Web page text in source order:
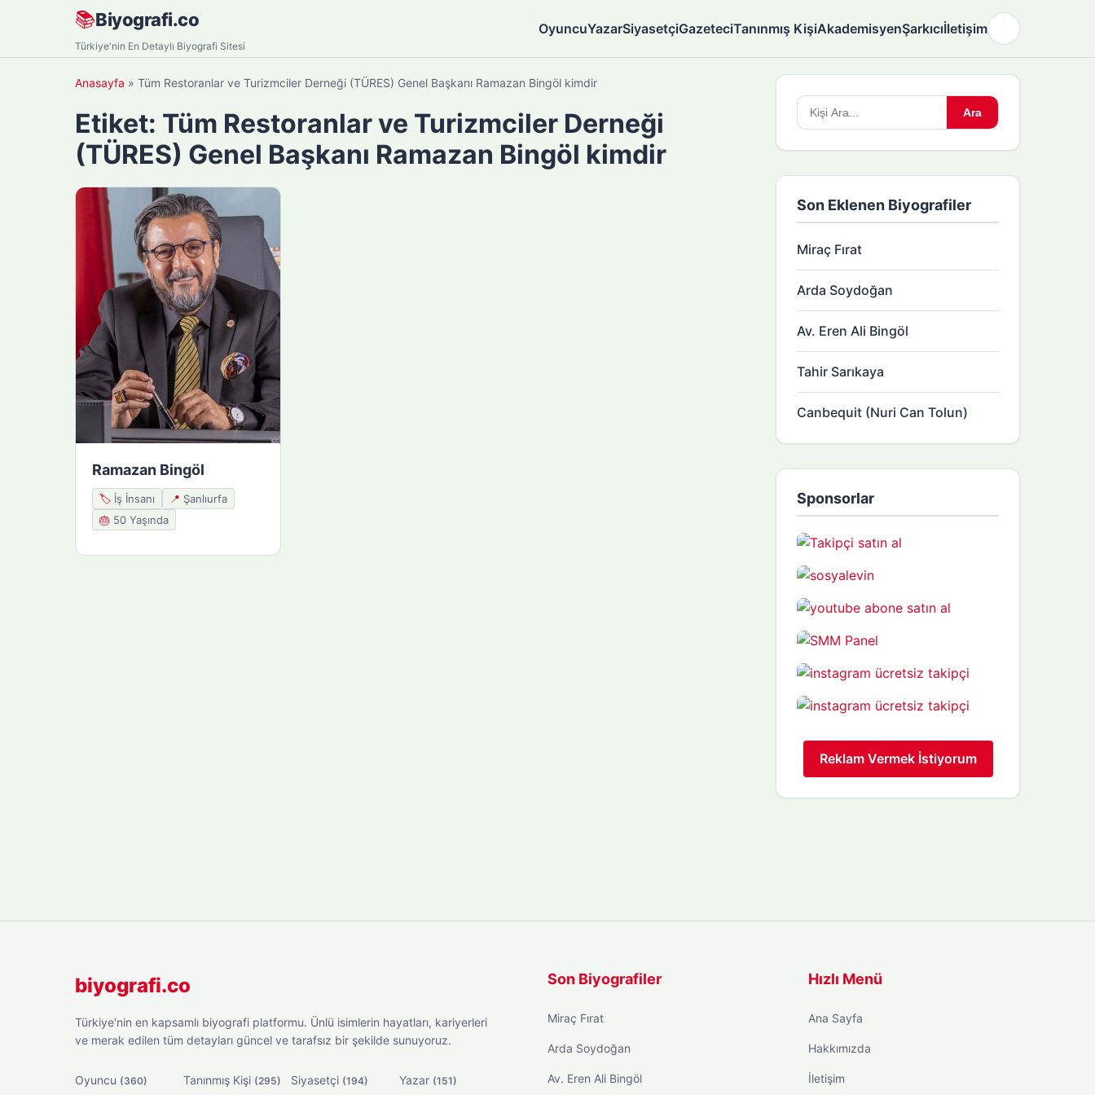
📚Biyografi.co
Türkiye'nin En Detaylı Biyografi Sitesi
OyuncuYazarSiyasetçiGazeteciTanınmış KişiAkademisyenŞarkıcıİletişim
Anasayfa » Tüm Restoranlar ve Turizmciler Derneği (TÜRES) Genel Başkanı Ramazan Bingöl kimdir
Etiket: Tüm Restoranlar ve Turizmciler Derneği
(TÜRES) Genel Başkanı Ramazan Bingöl kimdir
Ramazan Bingöl
🏷️ İş İnsanı 📍 Şanlıurfa
🎂 50 Yaşında
Arama
yapın:
Ara
Son Eklenen Biyografiler
Miraç Fırat
Arda Soydoğan
Av. Eren Ali Bingöl
Tahir Sarıkaya
Canbequit (Nuri Can Tolun)
Sponsorlar
Reklam Vermek İstiyorum
biyografi.co
Türkiye'nin en kapsamlı biyografi platformu. Ünlü isimlerin hayatları, kariyerleri
ve merak edilen tüm detayları güncel ve tarafsız bir şekilde sunuyoruz.
Oyuncu (360) Tanınmış Kişi (295) Siyasetçi (194) Yazar (151)
Son Biyografiler
Miraç Fırat
Arda Soydoğan
Av. Eren Ali Bingöl
Hızlı Menü
Ana Sayfa
Hakkımızda
İletişim